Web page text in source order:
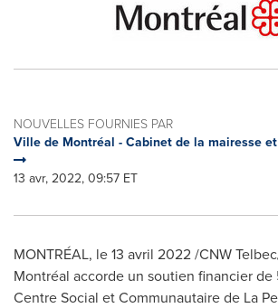
NOUVELLES FOURNIES PAR
Ville de Montréal - Cabinet de la mairesse
13 avr, 2022, 09:57 ET
MONTRÉAL, le 13 avril 2022/CNW
Montréal accorde un soutien financier
Centre Social et Communautaire de La